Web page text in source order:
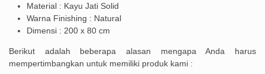
Material : Kayu Jati Solid
Warna Finishing : Natural
Dimensi : 200 x 80 cm
Berikut adalah beberapa alasan mengapa Anda harus
mempertimbangkan untuk memiliki produk kami :